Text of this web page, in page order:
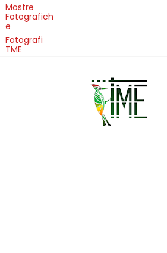
Mostre
Fotografich
e
Fotografi
TME